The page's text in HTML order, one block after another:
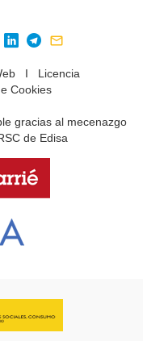
I Licencia
Cookies
gracias al mecenazgo
de Edisa